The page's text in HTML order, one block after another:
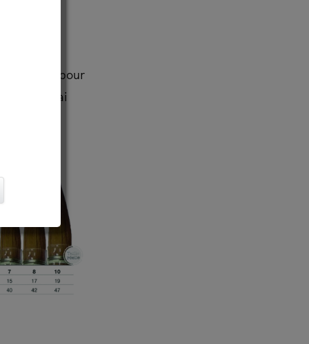
et la
marques pour
plus vrai